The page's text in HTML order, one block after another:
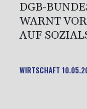
DGB-
WARNT
AUF
WIRTSCHAFT